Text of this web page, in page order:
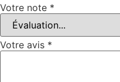
Votre note *
Votre avis *